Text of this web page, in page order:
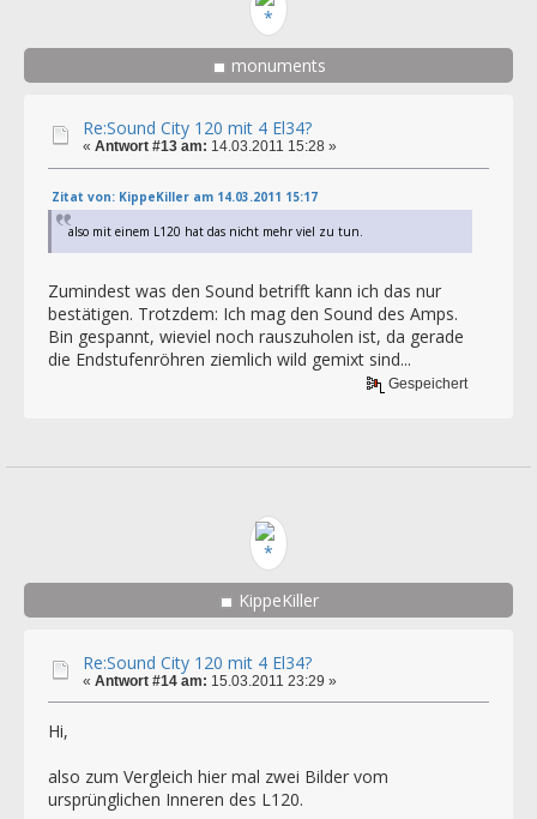
monuments
Re:Sound City 120 mit 4 El34?
« Antwort #13 am: 14.03.2011 15:28 »
Zitat von: KippeKiller am 14.03.2011 15:17
also mit einem L120 hat das nicht mehr viel zu tun.
Zumindest was den Sound betrifft kann ich das nur
bestätigen. Trotzdem: Ich mag den Sound des Amps.
Bin gespannt, wieviel noch rauszuholen ist, da gerade
die Endstufenröhren ziemlich wild gemixt sind...
Gespeichert
KippeKiller
Re:Sound City 120 mit 4 El34?
« Antwort #14 am: 15.03.2011 23:29 »
Hi,
also zum Vergleich hier mal zwei Bilder vom
ursprünglichen Inneren des L120.